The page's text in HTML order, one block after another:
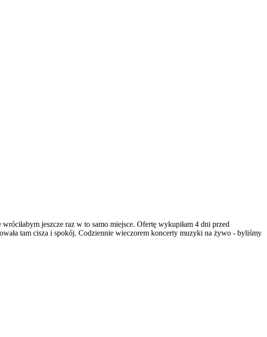
jeszcze raz w to samo miejsce. Ofertę wykupiłam 4 dni przed
tam cisza i spokój. Codziennie wieczorem koncerty muzyki na żywo - byliśmy